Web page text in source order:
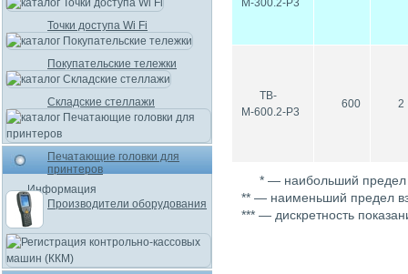
М-300.2-P3
ТВ-
М-600.2-P3
600 2
* — наибольший предел
** — наименьший предел
*** — дискретность
Точки доступа Wi Fi
Покупательские тележки
Складские стеллажи
Печатающие головки для
принтеров
Информация
Производители оборудования